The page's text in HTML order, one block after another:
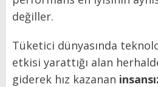
değiller.
Tüketici dünyasında
etkisi yarattığı alan
giderek hız kazanan